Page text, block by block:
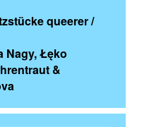
queerer /
Nagy, Łęko
&